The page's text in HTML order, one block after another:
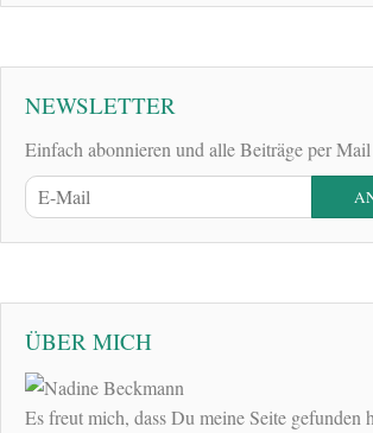
NEWSLETTER
Einfach abonnieren und alle Beiträge per
ÜBER MICH
Es freut mich, dass Du meine Seite gefunden